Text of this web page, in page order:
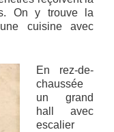
On y trouve la
cuisine avec
En rez-de-
chaussée
un grand
hall avec
escalier